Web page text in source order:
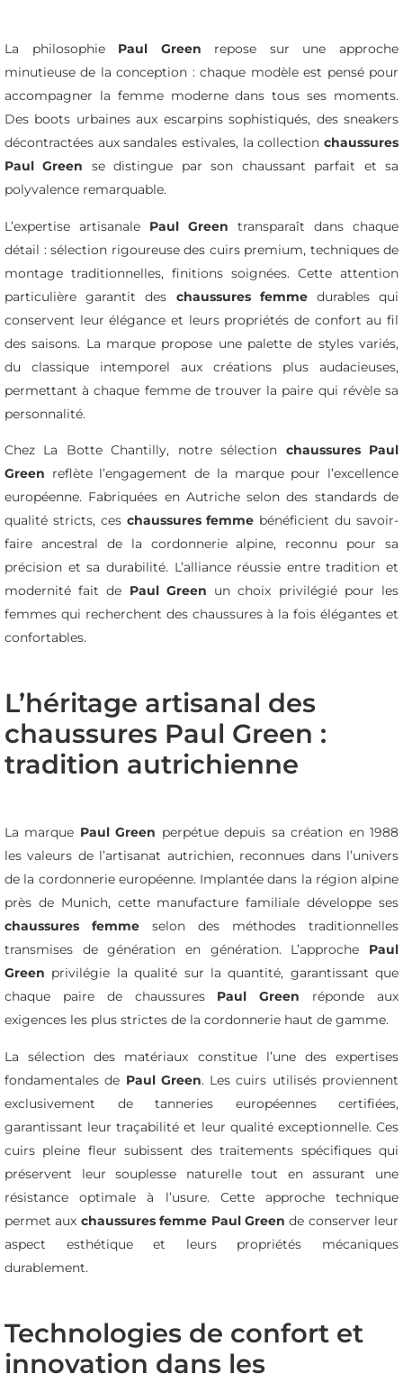
La philosophie Paul Green repose sur une approche
minutieuse de la conception : chaque modèle est pensé pour
accompagner la femme moderne dans tous ses moments.
Des boots urbaines aux escarpins sophistiqués, des sneakers
décontractées aux sandales estivales, la collection chaussures
Paul Green se distingue par son chaussant parfait et sa
polyvalence remarquable.
L’expertise artisanale Paul Green transparaît dans chaque
détail : sélection rigoureuse des cuirs premium, techniques de
montage traditionnelles, finitions soignées. Cette attention
particulière garantit des chaussures femmedurables qui
conservent leur élégance et leurs propriétés de confort au fil
des saisons. La marque propose une palette de styles variés,
du classique intemporel aux créations plus audacieuses,
permettant à chaque femme de trouver la paire qui révèle sa
personnalité.
Chez La Botte Chantilly, notre sélection chaussures Paul
Green reflète l’engagement de la marque pour l’excellence
européenne. Fabriquées en Autriche selon des standards de
qualité stricts, ces chaussures femme bénéficient du savoir-
faire ancestral de la cordonnerie alpine, reconnu pour sa
précision et sa durabilité. L’alliance réussie entre tradition et
modernité fait de Paul Green un choix privilégié pour les
femmes qui recherchent des chaussures à la fois élégantes et
confortables.
L’héritage artisanal des
chaussures Paul Green :
tradition autrichienne
La marque Paul Green perpétue depuis sa création en 1988
les valeurs de l’artisanat autrichien, reconnues dans l’univers
de la cordonnerie européenne. Implantée dans la région alpine
près de Munich, cette manufacture familiale développe ses
chaussures femme selon des méthodes traditionnelles
transmises de génération en génération. L’approche Paul
Green privilégie la qualité sur la quantité, garantissant que
chaque paire de chaussuresPaul Green réponde aux
exigences les plus strictes de la cordonnerie haut de gamme.
La sélection des matériaux constitue l’une des expertises
fondamentales de Paul Green. Les cuirs utilisés proviennent
exclusivement de tanneries européennes certifiées,
garantissant leur traçabilité et leur qualité exceptionnelle. Ces
cuirs pleine fleur subissent des traitements spécifiques qui
préservent leur souplesse naturelle tout en assurant une
résistance optimale à l’usure. Cette approche technique
permet aux chaussures femme Paul Green de conserver leur
aspect esthétique et leurs propriétés mécaniques
durablement.
Technologies de confort et
innovation dans les